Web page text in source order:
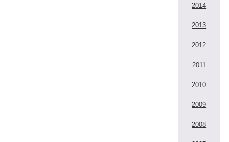
2014
2013
2012
2011
2010
2009
2008